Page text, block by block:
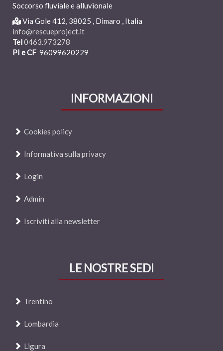
Soccorso fluviale e alluvionale
Via Gole 412, 38025 , Dimaro , Italia
info@rescueproject.it
Tel0463.973278
PI e CF 96099620229
INFORMAZIONI
Cookies policy
Informativa sulla privacy
Login
Admin
Iscriviti alla newsletter
LE NOSTRE SEDI
Trentino
Lombardia
Ligura